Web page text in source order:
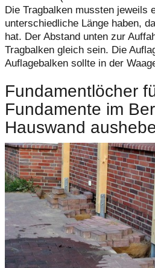
Die Tragbalken mussten jeweils
unterschiedliche Länge haben,
hat. Der Abstand unten zur
Tragbalken gleich sein. Die
Auflagebalken sollte in der
Fundamentlöcher
Fundamente im
Hauswand